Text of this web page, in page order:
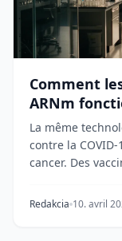
Comment
ARNm
importants
La même
contre la
cancer. Des
Redakcia 10. avril